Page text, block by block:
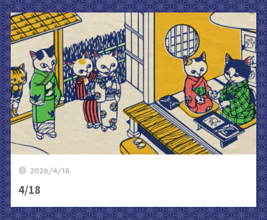
2026/4/16
4/18